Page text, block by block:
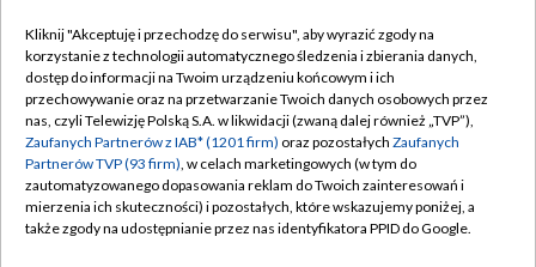
TVP
Abonament TVP
Emisja w TVP
Centrum informacji TVP
Naziemna Telewizja Cyfrowa
Regulamin TVP
Polityka prywatności
Moje zgody
Pomoc
Kliknij "Akceptuję i przechodzę do serwisu", aby wyrazić zgody na
korzystanie z technologii automatycznego śledzenia i zbierania danych,
dostęp do informacji na Twoim urządzeniu końcowym i ich
przechowywanie oraz na przetwarzanie Twoich danych osobowych przez
nas, czyli Telewizję Polską S.A. w likwidacji (zwaną dalej również „TVP”),
Zaufanych Partnerów z IAB* (1201 firm) oraz pozostałych Zaufanych
Partnerów TVP (93 firm), w celach marketingowych (w tym do
zautomatyzowanego dopasowania reklam do Twoich zainteresowań i
mierzenia ich skuteczności) i pozostałych, które wskazujemy poniżej, a
także zgody na udostępnianie przez nas identyfikatora PPID do Google.